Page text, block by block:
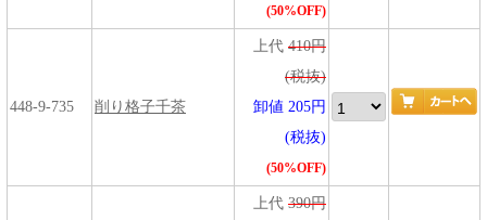
(50%OFF)
448-9-735 削り格子千茶
上代 410円
(税抜)
卸値 205円
(税抜)
(50%OFF)
上代 390円